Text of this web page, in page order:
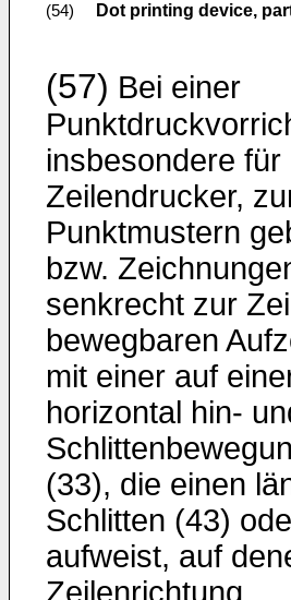
(54) Dot printing device,
(57) Bei einer
insbesondere für
Zeilendrucker,
Punktmustern
bzw.
senkrecht zur
bewegbaren
mit einer auf
horizontal hin-
(33), die einen
Schlitten (43)
aufweist, auf
Zeilenrichtung